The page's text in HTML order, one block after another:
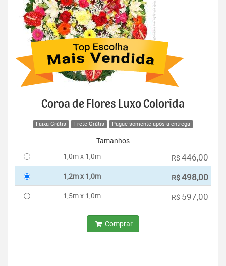
Coroa de Flores Luxo Colorida
Faixa Grátis Frete Grátis Pague somente após a entrega
Tamanhos
1,0m x 1,0m
R$ 446,00
1,2m x 1,0m R$498,00
1,5m x 1,0m R$ 597,00
Comprar